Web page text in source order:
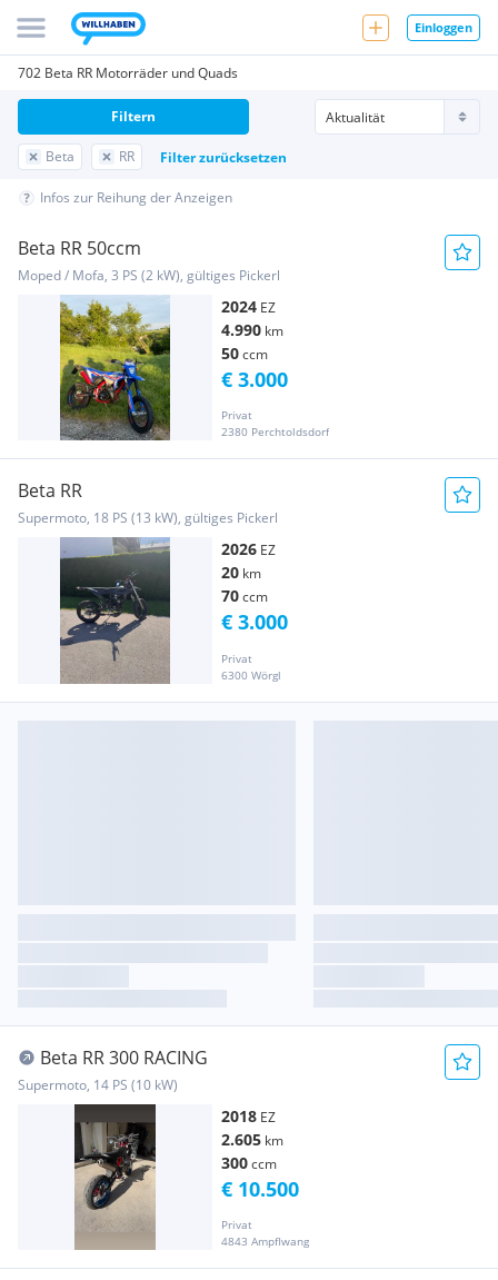
Einloggen
702 Beta RR Motorräder und Quads
Beta RR Filter zurücksetzen
Filtern
Infos zur Reihung der Anzeigen
Beta RR 50ccm
Moped / Mofa, 3 PS (2 kW), gültiges Pickerl
2024 EZ
4.990 km
50ccm
Privat
2380 Perchtoldsdorf
€ 3.000
Beta RR
Supermoto, 18 PS (13 kW), gültiges Pickerl
2026 EZ
20 km
70ccm
Privat
6300 Wörgl
€ 3.000
Beta RR 300 RACING
Supermoto, 14 PS (10 kW)
2018 EZ
2.605 km
300ccm
Privat
4843 Ampflwang
€ 10.500